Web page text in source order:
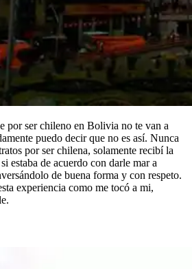
por ser chileno en Bolivia no te van a
puedo decir que no es así. Nunca
por ser chilena, solamente recibí la
estaba de acuerdo con darle mar a
de buena forma y con respeto.
experiencia como me tocó a mi,